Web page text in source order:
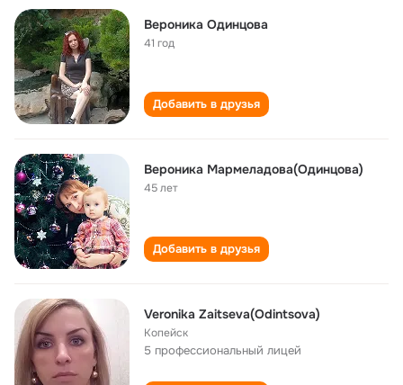
Вероника Одинцова
41 год
Добавить в друзья
Вероника Мармеладова(Одинцова)
45 лет
Добавить в друзья
Veronika Zaitseva(Odintsova)
Копейск
5 профессиональный лицей